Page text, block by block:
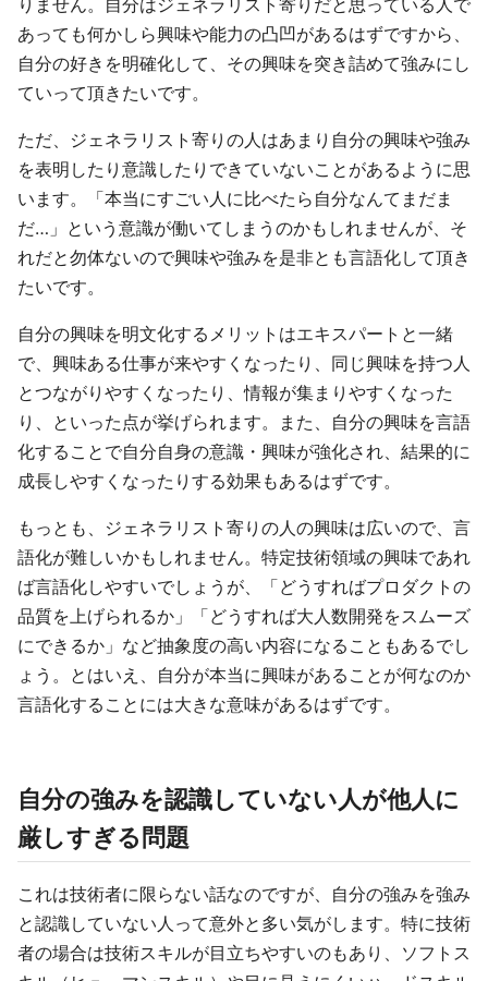
りません。自分はジェネラリスト寄りだと思っている人で
あっても何かしら興味や能力の凸凹があるはずですから、
自分の好きを明確化して、その興味を突き詰めて強みにし
ていって頂きたいです。
ただ、ジェネラリスト寄りの人はあまり自分の興味や強み
を表明したり意識したりできていないことがあるように思
います。「本当にすごい人に比べたら自分なんてまだま
だ…」という意識が働いてしまうのかもしれませんが、そ
れだと勿体ないので興味や強みを是非とも言語化して頂き
たいです。
自分の興味を明文化するメリットはエキスパートと一緒
で、興味ある仕事が来やすくなったり、同じ興味を持つ人
とつながりやすくなったり、情報が集まりやすくなった
り、といった点が挙げられます。また、自分の興味を言語
化することで自分自身の意識・興味が強化され、結果的に
成長しやすくなったりする効果もあるはずです。
もっとも、ジェネラリスト寄りの人の興味は広いので、言
語化が難しいかもしれません。特定技術領域の興味であれ
ば言語化しやすいでしょうが、「どうすればプロダクトの
品質を上げられるか」「どうすれば大人数開発をスムーズ
にできるか」など抽象度の高い内容になることもあるでし
ょう。とはいえ、自分が本当に興味があることが何なのか
言語化することには大きな意味があるはずです。
自分の強みを認識していない人が他人に
厳しすぎる問題
これは技術者に限らない話なのですが、自分の強みを強み
と認識していない人って意外と多い気がします。特に技術
者の場合は技術スキルが目立ちやすいのもあり、ソフトス